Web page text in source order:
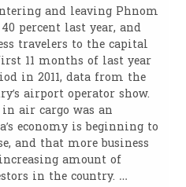
and leaving Phnom
percent last year, and
travelers to the capital
11 months of last year
in 2011, data from the
airport operator show.
air cargo was an
economy is beginning to
and that more business
amount of
in the country. …